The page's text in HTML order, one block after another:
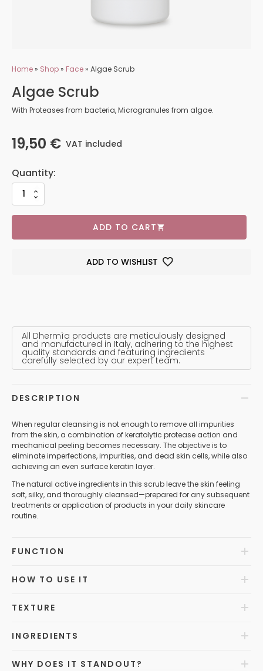
Home» Shop» Face» Algae Scrub
Algae Scrub
With Proteases from bacteria, Microgranules from algae.
19,50 € VAT included
ADD TO CART
ADD TO WISHLIST
All Dhermìa products are meticulously designed
and manufactured in Italy, adhering to the highest
quality standards and featuring ingredients
carefully selected by our expert team.
DESCRIPTION
When regular cleansing is not enough to remove all impurities
from the skin, a combination of keratolytic protease action and
mechanical peeling becomes necessary. The objective is to
eliminate imperfections, impurities, and dead skin cells, while also
achieving an even surface keratin layer.
The natural active ingredients in this scrub leave the skin feeling
soft, silky, and thoroughly cleansed—prepared for any subsequent
treatments or application of products in your daily skincare
routine.
FUNCTION
HOW TO USE IT
TEXTURE
INGREDIENTS
WHY DOES IT STANDOUT?